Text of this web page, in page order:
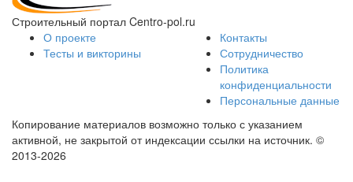
Строительный портал Centro-pol.ru
О проекте
Тесты и викторины
Контакты
Сотрудничество
Политика
конфиденциальности
Персональные данные
Копирование материалов возможно только с указанием
активной, не закрытой от индексации ссылки на источник. ©
2013-2026